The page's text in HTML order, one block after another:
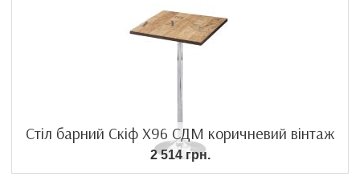
Стіл барний Скіф Х96 СДМ коричневий вінтаж
2 514 грн.